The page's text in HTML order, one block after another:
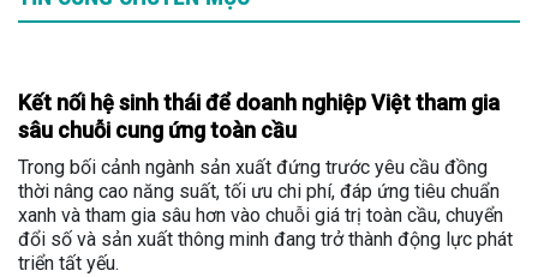
Kết nối hệ sinh thái để doanh nghiệp Việt tham gia
sâu chuỗi cung ứng toàn cầu
Trong bối cảnh ngành sản xuất đứng trước yêu cầu đồng
thời nâng cao năng suất, tối ưu chi phí, đáp ứng tiêu chuẩn
xanh và tham gia sâu hơn vào chuỗi giá trị toàn cầu, chuyển
đổi số và sản xuất thông minh đang trở thành động lực phát
triển tất yếu.